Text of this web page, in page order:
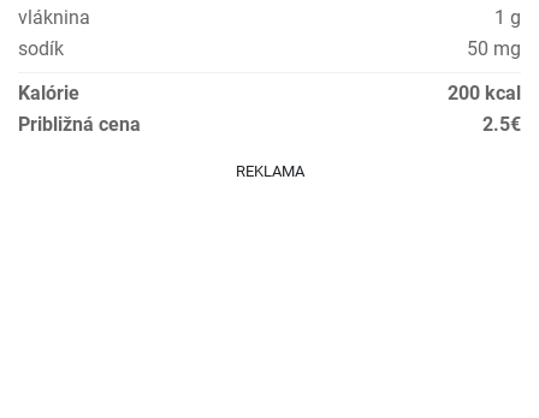
vláknina
1 g
sodík
50 mg
Kalórie
200 kcal
Približná cena
2.5€
REKLAMA